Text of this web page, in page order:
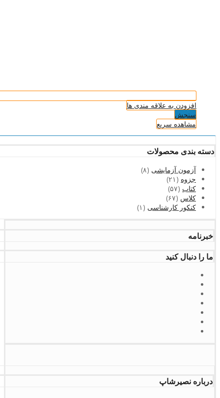
افزودن به علاقه مندی ها
سنجش
مشاهده سریع
دسته بندی محصولات
آزمون آزمایشی (۸)
جزوه (۲۱)
کتاب (۵۷)
کلاس (۶۷)
کنکور کارشناسی (۱)
خبرنامه
ما را دنبال کنید
درباره نصیرشاپ